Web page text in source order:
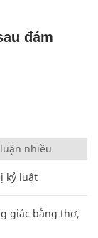
đám
nhiều
kỷ luật
giác bằng thơ,